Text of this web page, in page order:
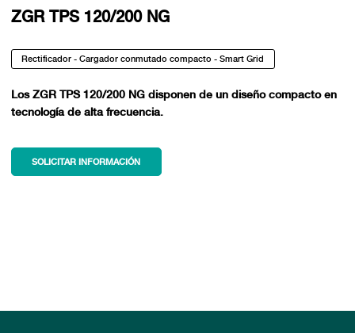
ZGR TPS 120/200 NG
Rectificador - Cargador conmutado compacto - Smart Grid
Los ZGR TPS 120/200 NG disponen de un diseño compacto en
tecnología de alta frecuencia.
SOLICITAR INFORMACIÓN